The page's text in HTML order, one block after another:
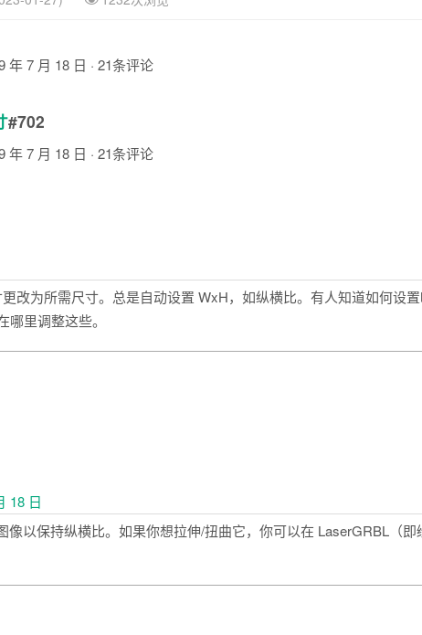
年 7 月 18 日 · 21条评论
#702
年 7 月 18 日 · 21条评论
改为所需尺寸。总是自动设置 WxH，如纵横比。有人知道如何设
里调整这些。
18 日
像以保持纵横比。如果你想拉伸/扭曲它，你可以在 LaserGRBL（即